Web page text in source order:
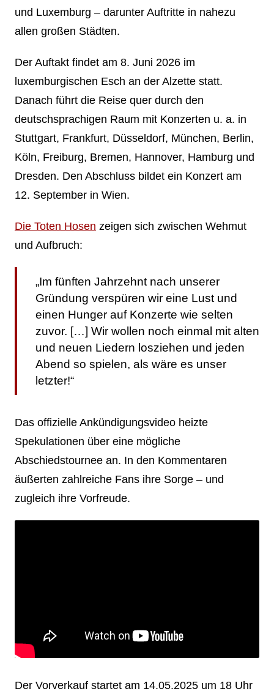
und Luxemburg – darunter Auftritte in nahezu
allen großen Städten.
Der Auftakt findet am 8. Juni 2026 im
luxemburgischen Esch an der Alzette statt.
Danach führt die Reise quer durch den
deutschsprachigen Raum mit Konzerten u. a. in
Stuttgart, Frankfurt, Düsseldorf, München, Berlin,
Köln, Freiburg, Bremen, Hannover, Hamburg und
Dresden. Den Abschluss bildet ein Konzert am
12. September in Wien.
Die Toten Hosen zeigen sich zwischen Wehmut
und Aufbruch:
„Im fünften Jahrzehnt nach unserer
Gründung verspüren wir eine Lust und
einen Hunger auf Konzerte wie selten
zuvor. […] Wir wollen noch einmal mit alten
und neuen Liedern losziehen und jeden
Abend so spielen, als wäre es unser
letzter!“
Das offizielle Ankündigungsvideo heizte
Spekulationen über eine mögliche
Abschiedstournee an. In den Kommentaren
äußerten zahlreiche Fans ihre Sorge – und
zugleich ihre Vorfreude.
Der Vorverkauf startet am 14.05.2025 um 18 Uhr